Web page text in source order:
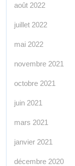
août 2022
juillet 2022
mai 2022
novembre 2021
octobre 2021
juin 2021
mars 2021
janvier 2021
décembre 2020